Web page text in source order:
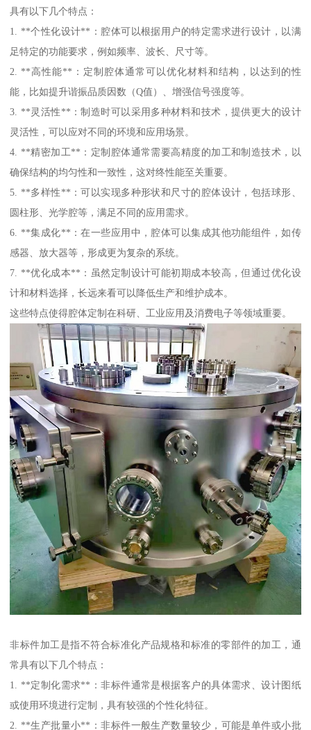
具有以下几个特点：
1. **个性化设计**：腔体可以根据用户的特定需求进行设计，以满
足特定的功能要求，例如频率、波长、尺寸等。
2. **高性能**：定制腔体通常可以优化材料和结构，以达到的性
能，比如提升谐振品质因数（Q值）、增强信号强度等。
3. **灵活性**：制造时可以采用多种材料和技术，提供更大的设计
灵活性，可以应对不同的环境和应用场景。
4. **精密加工**：定制腔体通常需要高精度的加工和制造技术，以
确保结构的均匀性和一致性，这对终性能至关重要。
5. **多样性**：可以实现多种形状和尺寸的腔体设计，包括球形、
圆柱形、光学腔等，满足不同的应用需求。
6. **集成化**：在一些应用中，腔体可以集成其他功能组件，如传
感器、放大器等，形成更为复杂的系统。
7. **优化成本**：虽然定制设计可能初期成本较高，但通过优化设
计和材料选择，长远来看可以降低生产和维护成本。
这些特点使得腔体定制在科研、工业应用及消费电子等领域重要。
非标件加工是指不符合标准化产品规格和标准的零部件的加工，通
常具有以下几个特点：
1. **定制化需求**：非标件通常是根据客户的具体需求、设计图纸
或使用环境进行定制，具有较强的个性化特征。
2. **生产批量小**：非标件一般生产数量较少，可能是单件或小批